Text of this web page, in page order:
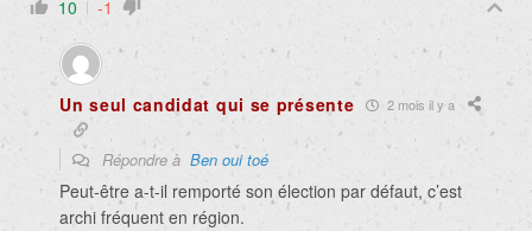
10 -1
Un seul candidat qui se présente 2 mois il y a
Répondre à Ben oui toé
Peut-être a-t-il remporté son élection par défaut, c’est
archi fréquent en région.